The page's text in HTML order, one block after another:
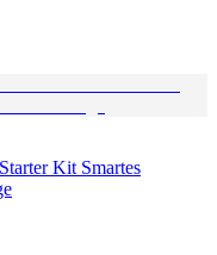
Kit Smartes